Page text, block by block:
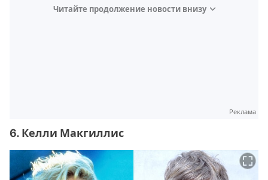
Читайте продолжение новости внизу
Реклама
6. Келли Макгиллис